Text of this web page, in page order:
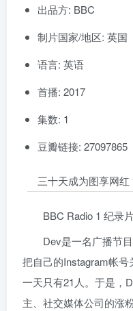
出品方: BBC
制片国家/地区: 英国
语言: 英语
首播: 2017
集数: 1
豆瓣链接: 27097865
三十天成为图享网红
BBC Radio 1 纪录片
Dev是一名广播节
把自己的Instagram帐
一天只有21人。于是，
主、社交媒体公司的涨